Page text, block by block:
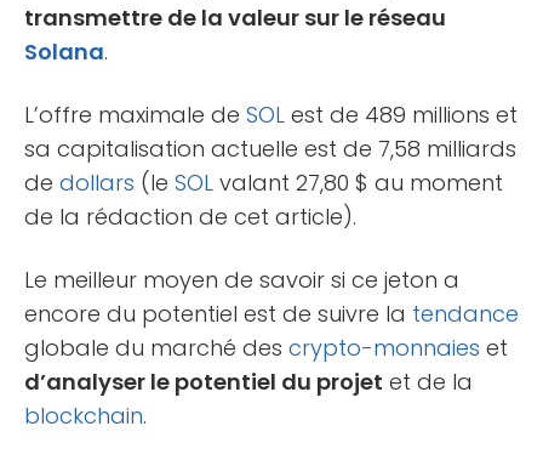
transmettre de la valeur sur le réseau
Solana.
L’offre maximale de SOL est de 489 millions et
sa capitalisation actuelle est de 7,58 milliards
de dollars (le SOL valant 27,80 $ au moment
de la rédaction de cet article).
Le meilleur moyen de savoir si ce jeton a
encore du potentiel est de suivre la tendance
globale du marché des crypto-monnaies et
d’analyser le potentiel du projet et de la
blockchain.